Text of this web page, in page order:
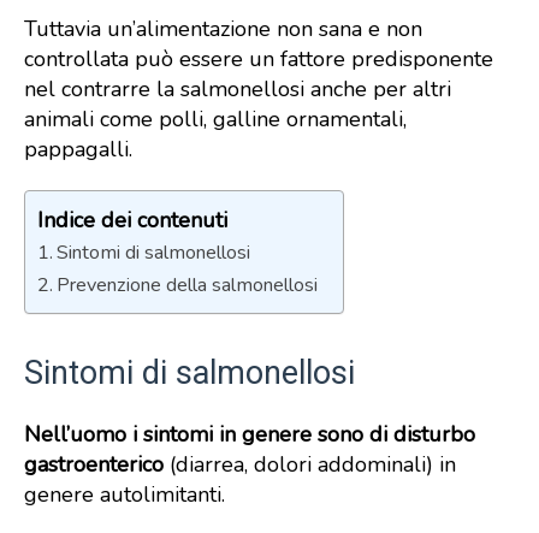
Tuttavia un’alimentazione non sana e non
controllata può essere un fattore predisponente
nel contrarre la salmonellosi anche per altri
animali come polli, galline ornamentali,
pappagalli.
Indice dei contenuti
Sintomi di salmonellosi
Prevenzione della salmonellosi
Sintomi di salmonellosi
Nell’uomo i sintomi in genere sono di disturbo
gastroenterico (diarrea, dolori addominali) in
genere autolimitanti.